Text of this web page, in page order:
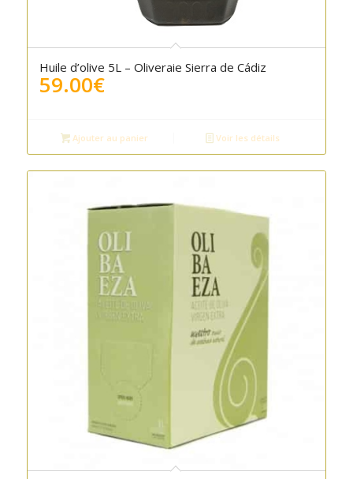
Huile d’olive 5L – Oliveraie Sierra de Cádiz
59.00€
Ajouter au panier Voir les détails